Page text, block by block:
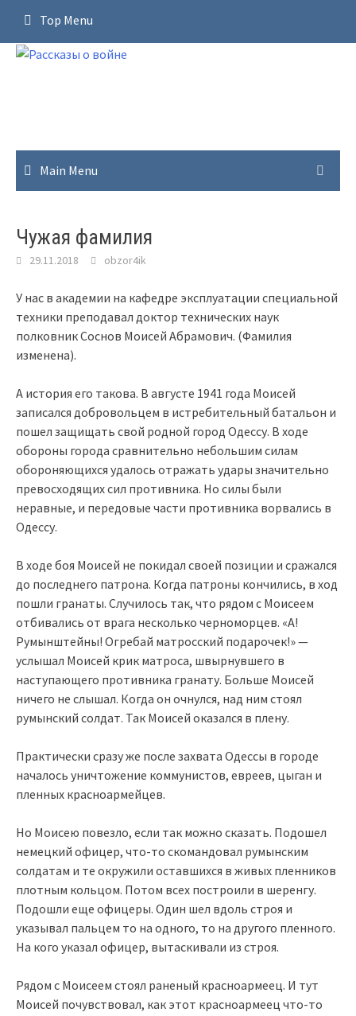
content
Top Menu
Main Menu
Чужая фамилия
29.11.2018 obzor4ik
У нас в академии на кафедре эксплуатации специальной
техники преподавал доктор технических наук
полковник Соснов Моисей Абрамович. (Фамилия
изменена).
А история его такова. В августе 1941 года Моисей
записался добровольцем в истребительный батальон и
пошел защищать свой родной город Одессу. В ходе
обороны города сравнительно небольшим силам
обороняющихся удалось отражать удары значительно
превосходящих сил противника. Но силы были
неравные, и передовые части противника ворвались в
Одессу.
В ходе боя Моисей не покидал своей позиции и сражался
до последнего патрона. Когда патроны кончились, в ход
пошли гранаты. Случилось так, что рядом с Моисеем
отбивались от врага несколько черноморцев. «А!
Румынштейны! Огребай матросский подарочек!» —
услышал Моисей крик матроса, швырнувшего в
наступающего противника гранату. Больше Моисей
ничего не слышал. Когда он очнулся, над ним стоял
румынский солдат. Так Моисей оказался в плену.
Практически сразу же после захвата Одессы в городе
началось уничтожение коммунистов, евреев, цыган и
пленных красноармейцев.
Но Моисею повезло, если так можно сказать. Подошел
немецкий офицер, что-то скомандовал румынским
солдатам и те окружили оставшихся в живых пленников
плотным кольцом. Потом всех построили в шеренгу.
Подошли еще офицеры. Один шел вдоль строя и
указывал пальцем то на одного, то на другого пленного.
На кого указал офицер, вытаскивали из строя.
Рядом с Моисеем стоял раненый красноармеец. И тут
Моисей почувствовал, как этот красноармеец что-то